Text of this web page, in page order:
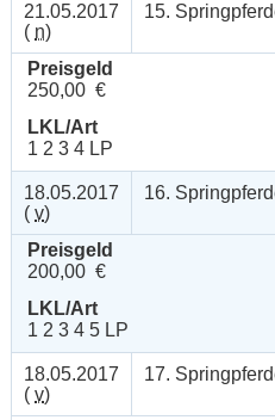
21.05.2017
( n)
15.
Preisgeld
250,00 €
LKL/Art
1 2 3 4 LP
18.05.2017
( v)
16.
Preisgeld
200,00 €
LKL/Art
1 2 3 4 5 LP
18.05.2017
( v)
17.